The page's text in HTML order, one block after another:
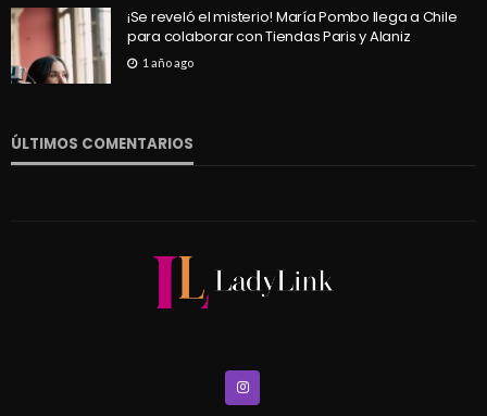
¡Se reveló el misterio! María Pombo llega a Chile
para colaborar con Tiendas Paris y Alaniz
1 año ago
ÚLTIMOS COMENTARIOS